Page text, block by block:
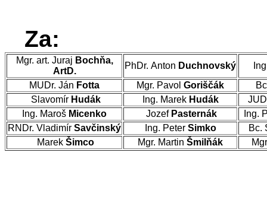
Za:
Mgr. art. Juraj Bochňa,
ArtD.
PhDr. Anton Duchnovský
MUDr. Ján Fotta Mgr. Pavol Goriščák
Slavomír Hudák Ing. Marek Hudák
Ing. Maroš Micenko Jozef Pasternák
Ing.
RNDr. Vladimír Savčinský Ing. Peter Simko
Bc.
Marek Šimco Mgr. Martin Šmilňák